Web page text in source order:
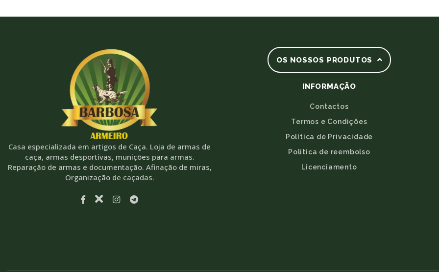
Casa especializada em artigos de Caça. Loja de armas de
caça, armas desportivas, munições para armas.
Reparação de armas e documentação. Afinação de miras,
Organização de caçadas.
OS NOSSOS PRODUTOS
INFORMAÇÃO
Contactos
Termos e Condições
Política de Privacidade
Politica de reembolso
Licenciamento